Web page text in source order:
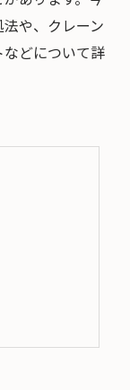
や、クレーン
どについて詳